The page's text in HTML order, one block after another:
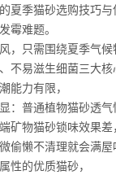
夏季猫砂选购技巧与
霉难题。
，只需围绕夏季气候
不易滋生细菌三大核
能力有限，
：普通植物猫砂透气
矿物猫砂锁味效果差，
偷懒不清理就会满屋
性的优质猫砂，